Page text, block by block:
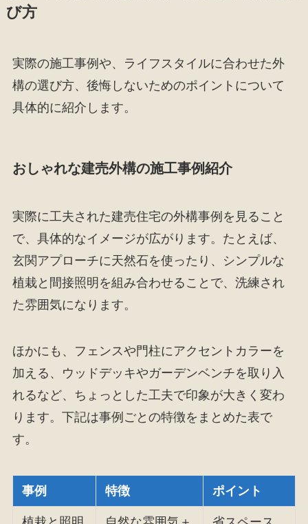
び方
実際の施工事例や、ライフスタイルに合わせた外
構の選び方、後悔しないためのポイントについて
具体的に紹介します。
おしゃれな建売外構の施工事例紹介
実際に工夫された建売住宅の外構事例を見ること
で、具体的なイメージが広がります。たとえば、
玄関アプローチに天然石を使ったり、シンプルな
植栽と間接照明を組み合わせることで、洗練され
た雰囲気になります。
ほかにも、フェンスや門柱にアクセントカラーを
加える、ウッドデッキやガーデンベンチを取り入
れるなど、ちょっとした工夫で印象が大きく変わ
ります。下記は事例ごとの特徴をまとめた表で
す。
事例 特徴 ポイント